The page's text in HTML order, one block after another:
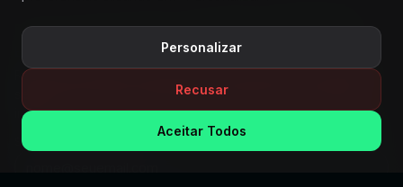
FIQUE POR DENTRO E RECEBA CONDIÇÕES
Receba novidades, lançamentos, promoções e conteúdos
selecionados sobre iluminação, acessórios e horticultura
indoor.
SEU MELHOR E-MAIL
Personalizar
Recusar
Aceitar Todos